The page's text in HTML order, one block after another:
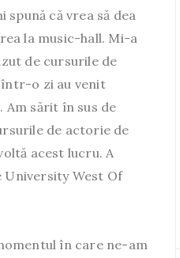
că vrea să dea
la music-hall. Mi-a
de cursurile de
o zi au venit
Am sărit în sus de
de actorie de
acest lucru. A
West Of
în care ne-am